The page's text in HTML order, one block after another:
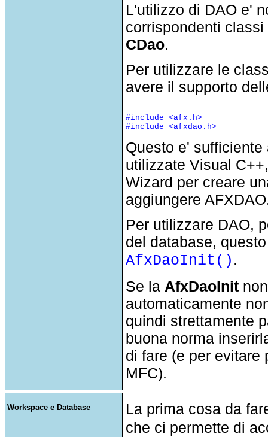
L'utilizzo di DAO e'
corrispondenti
CDao.
Per utilizzare le
avere il supporto
#include <afx.h>
Questo e'
utilizzate Visual
Wizard per creare
aggiungere
Per utilizzare DAO,
del database,
AfxDaoInit() .
Se la AfxDaoInit
automaticamente
quindi strettamente
buona norma
di fare (e per evitare
MFC).
Workspace e Database
La prima cosa da
che ci permette di